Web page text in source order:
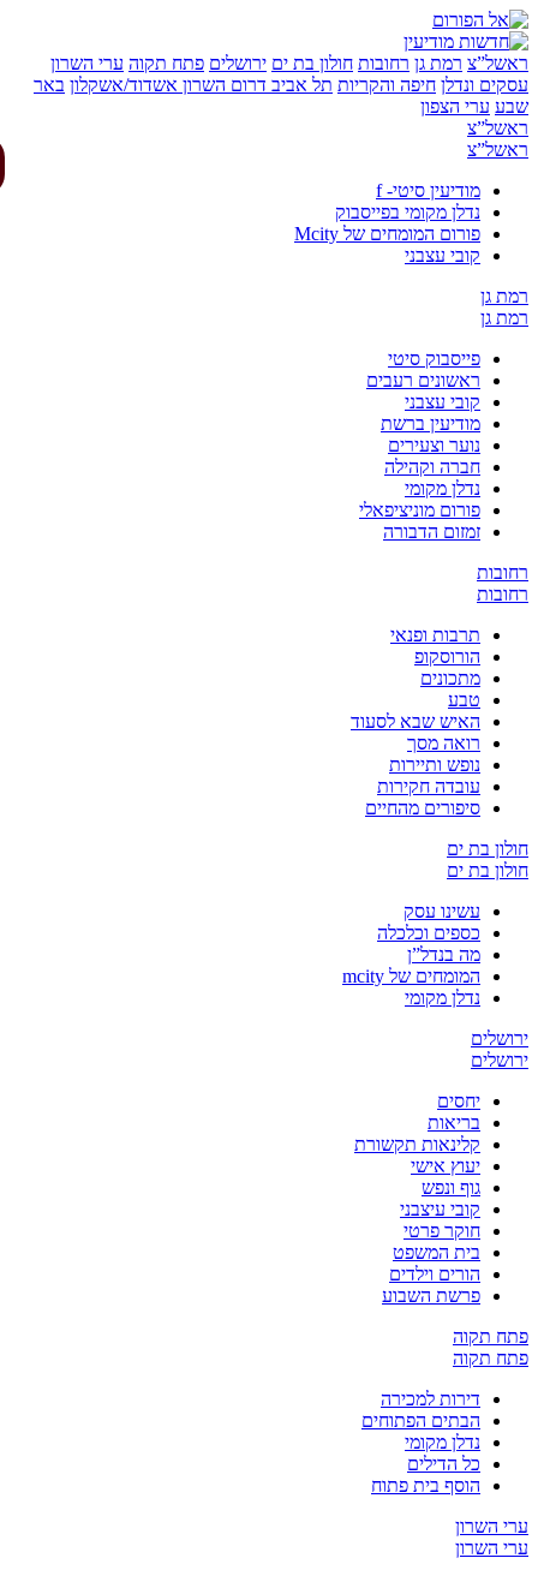
רמת גן רחובות חולון בת ים ירושלים פתח תקוה ערי השרון
ונדלן חיפה והקריות תל אביבדרום השרוןאשדוד/אשקלון באר
ערי הצפון
מודיעין סיטי- f
נדלן מקומי בפייסבוק
פורום המומחים של Mcity
קובי עצבני
גן
גן
פייסבוק סיטי
ראשונים רעבים
קובי עצבני
מודיעין ברשת
נוער וצעירים
חברה וקהילה
נדלן מקומי
פורום מוניציפאלי
זמזום הדבורה
תרבות ופנאי
הורוסקופ
מתכונים
טבע
האיש שבא לסעוד
רואה מסך
נופש ותיירות
עובדה חקירות
סיפורים מהחיים
בת ים
בת ים
עשינו עסק
כספים וכלכלה
מה בנדל”ן
המומחים של mcity
נדלן מקומי
יחסים
בריאות
קלינאות תקשורת
יעוץ אישי
גוף ונפש
קובי עיצבני
חוקר פרטי
בית המשפט
הורים וילדים
פרשת השבוע
תקוה
תקוה
דירות למכירה
הבתים הפתוחים
נדלן מקומי
כל הדילים
הוסף בית פתוח
השרון
השרון